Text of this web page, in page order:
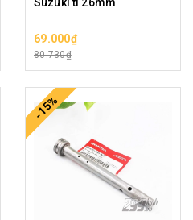
69.000₫
80.730₫
-15%